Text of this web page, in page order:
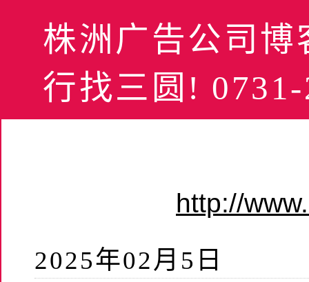
株洲广告公司
行找三圆!
http://
2025年02月5日